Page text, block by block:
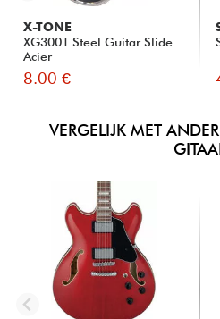
X-TONE
XG3001 Steel Guitar Slide
Acier
8.00 €
VERGELIJK MET